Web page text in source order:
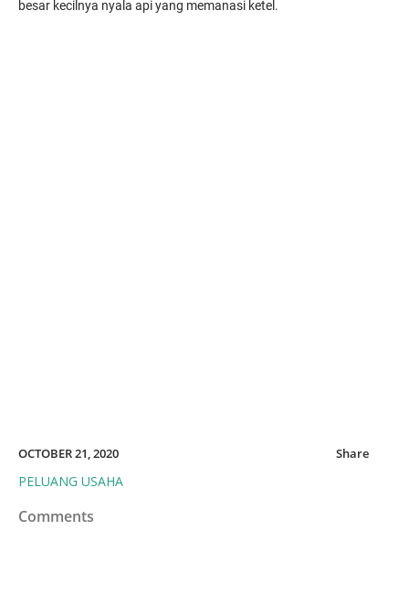
besar kecilnya nyala api yang memanasi ketel.
OCTOBER 21, 2020
PELUANG USAHA
Share
Comments